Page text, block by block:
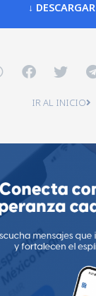
↓ DESCARGAR
IR AL INICIO